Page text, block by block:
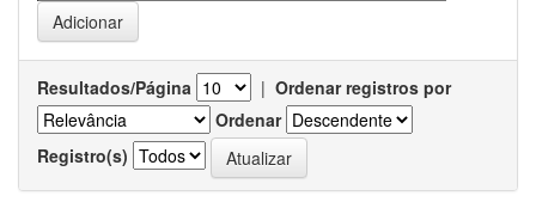
Resultados/Página | Ordenar registros por
Ordenar
Registro(s)